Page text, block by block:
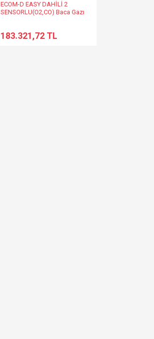
ECOM-D EASY DAHİLİ 2
SENSORLU(O2,CO) Baca Gazı
183.321,72 TL